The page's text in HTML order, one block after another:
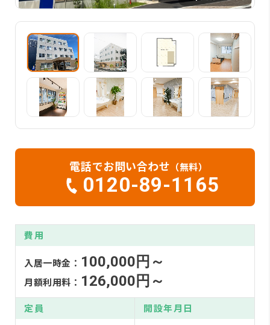
電話でお問い合わせ （無料）
0120-89-1165
費用
入居一時金： 100,000円～
月額利用料： 126,000円～
定員
開設年月日